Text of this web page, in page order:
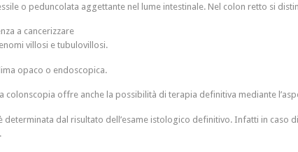
o peduncolata aggettante nel lume intestinale. Nel colon retto si
a cancerizzare
villosi e tubulovillosi.
opaco o endoscopica.
colonscopia offre anche la possibilità di terapia definitiva mediante
determinata dal risultato dell’esame istologico definitivo. Infatti in caso